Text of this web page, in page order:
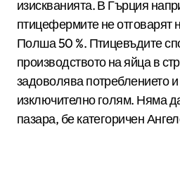
изискванията. В Гърция
птицефермите не отговарят
Полша 50 %. Птицевъдите
производството на яйца в
задоволява потреблението
изключително голям. Няма
пазара, бе категоричен